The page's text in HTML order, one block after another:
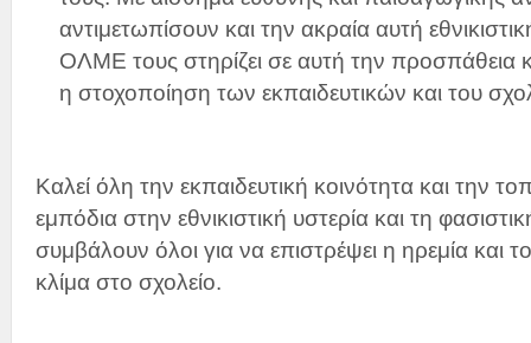
αντιμετωπίσουν και την ακραία αυτή
ΟΛΜΕ τους στηρίζει σε αυτή την προσπάθεια
η στοχοποίηση των εκπαιδευτικών και του
Καλεί όλη την εκπαιδευτική κοινότητα και την
εμπόδια στην εθνικιστική υστερία και τη
συμβάλουν όλοι για να επιστρέψει η ηρεμία και
κλίμα στο σχολείο.